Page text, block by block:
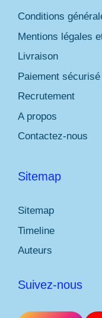
Conditions
Mentions légales
Livraison
Paiement sécurisé
Recrutement
A propos
Contactez-nous
Sitemap
Sitemap
Timeline
Auteurs
Suivez-nous